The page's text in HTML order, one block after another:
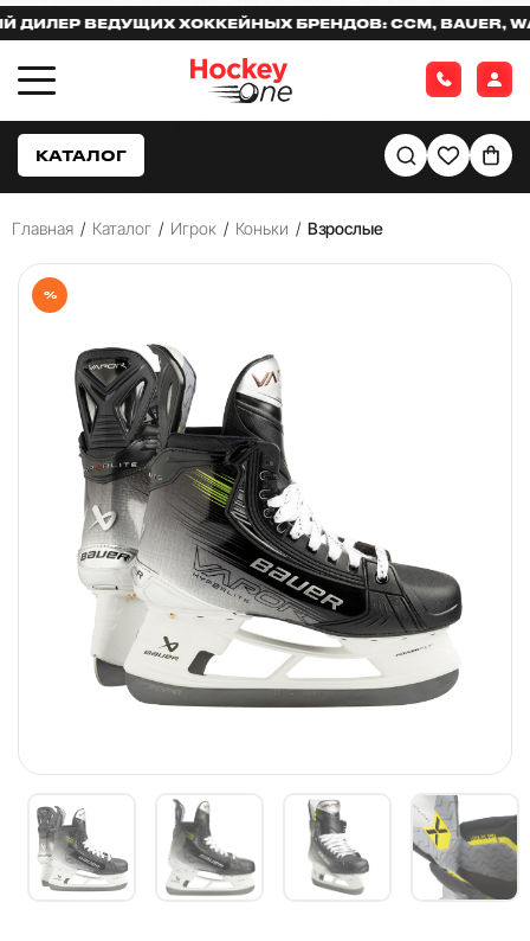
ВЕДУЩИХ ХОККЕЙНЫХ БРЕНДОВ: CCM, BAUER,
КАТАЛОГ
Главная / Каталог / Игрок / Коньки / Взрослые
%